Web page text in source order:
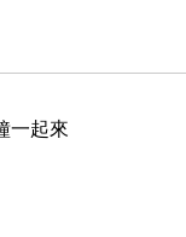
一起來